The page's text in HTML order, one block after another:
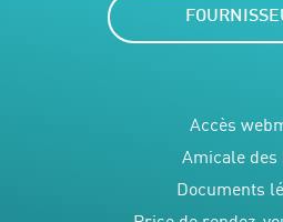
Accès
Amicale des
Documents